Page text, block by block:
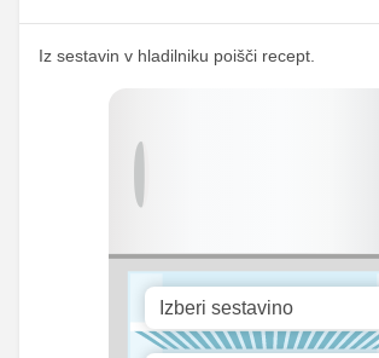
Kalij 1597.5 mg
726.47
iu
3850.75 iu
0 mg
0 mg
Iz sestavin v hladilniku poišči recept.